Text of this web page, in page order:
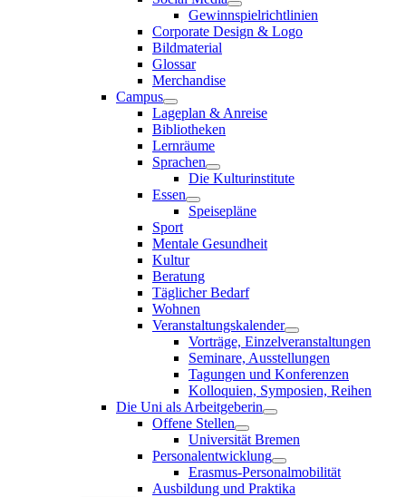
Gewinnspielrichtlinien
Corporate Design & Logo
Bildmaterial
Glossar
Merchandise
Campus
Lageplan & Anreise
Bibliotheken
Lernräume
Sprachen
Die Kulturinstitute
Essen
Speisepläne
Sport
Mentale Gesundheit
Kultur
Beratung
Täglicher Bedarf
Wohnen
Veranstaltungskalender
Vorträge, Einzelveranstaltungen
Seminare, Ausstellungen
Tagungen und Konferenzen
Kolloquien, Symposien, Reihen
Die Uni als Arbeitgeberin
Offene Stellen
Universität Bremen
Personalentwicklung
Erasmus-Personalmobilität
Ausbildung und Praktika